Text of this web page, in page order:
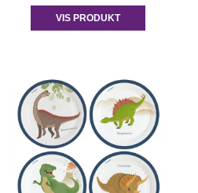
VIS PRODUKT